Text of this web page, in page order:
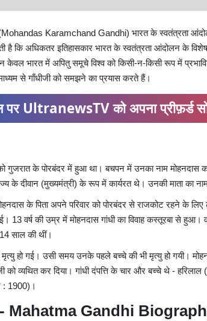
(Mohandas Karamchand Gandhi) भारत के स्वतंत्रता
है कि अधिकतर इतिहासकार भारत के स्वतंत्रता आंदोलन के
न केवल भारत में अपितु समूचे विश्व को किसी-न-किसी रूप में
से गाँधीजी को समझने का प्रयास करते हैं।
पर UltranewsTV को अपना प्रीफ़र्ड
गुजरात के पोरबंदर में हुआ था। बचपन में उनका नाम मोहनदास
के दीवान (मुख्यमंत्री) के रूप में कार्यरत थे। उनकी माता का
के पिता अपने परिवार को पोरबंदर से राजकोट रहने के
13 वर्ष की उम्र में मोहनदास गांधी का विवाह कस्तूरबा से
साल की थीं।
मृत्यु हो गई। उसी समय उनके पहले बच्चे की भी मृत्यु हो गयी।
को व्यथित कर दिया। गांधी दंपत्ति के चार और बच्चे थे -
: 1900)।
- Mahatma Gandhi